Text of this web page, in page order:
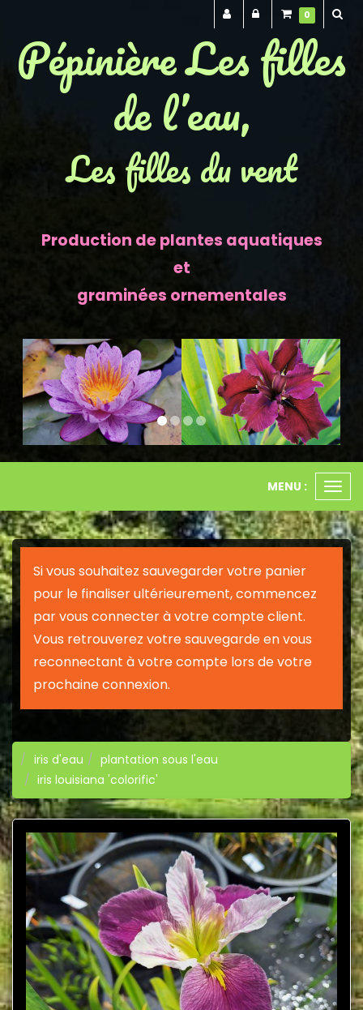
Pépinière Les filles
de l’eau,
Les filles du vent
Production de plantes aquatiques
et
graminées ornementales
Previous Next
le
MENU :
Si vous souhaitez sauvegarder votre panier
pour le finaliser ultérieurement, commencez
par vous connecter à votre compte client.
Vous retrouverez votre sauvegarde en vous
reconnectant à votre compte lors de votre
prochaine connexion.
iris d'eau
plantation sous l'eau
iris louisiana 'colorific'
0